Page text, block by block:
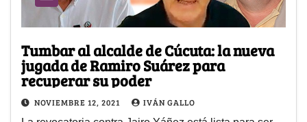
Tumbar al alcalde de Cúcuta: la nueva
jugada de Ramiro Suárez para
recuperar su poder
NOVIEMBRE 12, 2021 IVÁN GALLO